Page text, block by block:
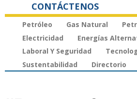
CONTÁCTENOS
Petróleo Gas Natural
Electricidad
Energías
Laboral Y Seguridad
Sustentabilidad
Directorio